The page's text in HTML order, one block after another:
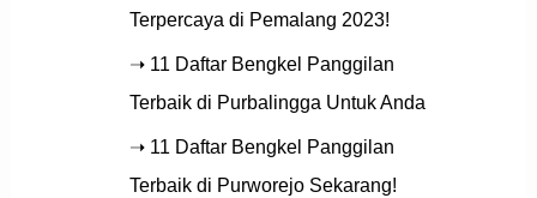
Terpercaya di Pemalang 2023!
➝ 11 Daftar Bengkel Panggilan
Terbaik di Purbalingga Untuk Anda
➝ 11 Daftar Bengkel Panggilan
Terbaik di Purworejo Sekarang!